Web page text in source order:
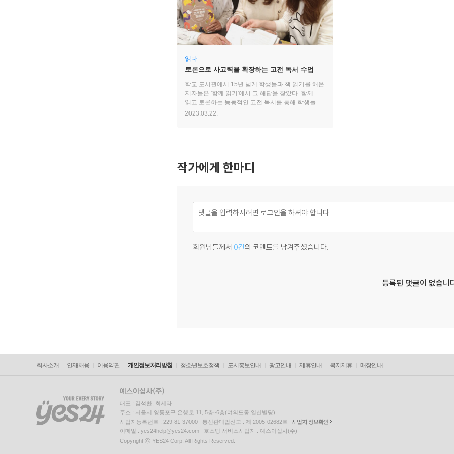
읽다
토론으로 사고력을 확장하는 고전 독서 수업
학교 도서관에서 15년 넘게 학생들과 책 읽기를 해온
저자들은 '함께 읽기'에서 그 해답을 찾았다. 함께
읽고 토론하는 능동적인 고전 독서를 통해 학생들은
고전 읽는 재미에 서서히 빠져들었다.
2023.03.22.
작가에게 한마디
회원님들께서 0건의 코멘트를 남겨주셨습니다.
등록된 댓글이 없습니
회사소개 인재채용 이용약관 개인정보처리방침 청소년보호정책 도서홍보안내 광고안내 제휴안내 복지제휴 매장안내
대표 : 김석환, 최세라
주소 : 서울시 영등포구 은행로 11, 5층~6층(여의도동,일신빌딩)
사업자등록번호 : 229-81-37000 통신판매업신고 : 제 2005-02682호
사업자 정보확인
이메일 : yes24help@yes24.com 호스팅 서비스사업자 : 예스이십사(주)
Copyright ⓒ YES24 Corp. All Rights Reserved.